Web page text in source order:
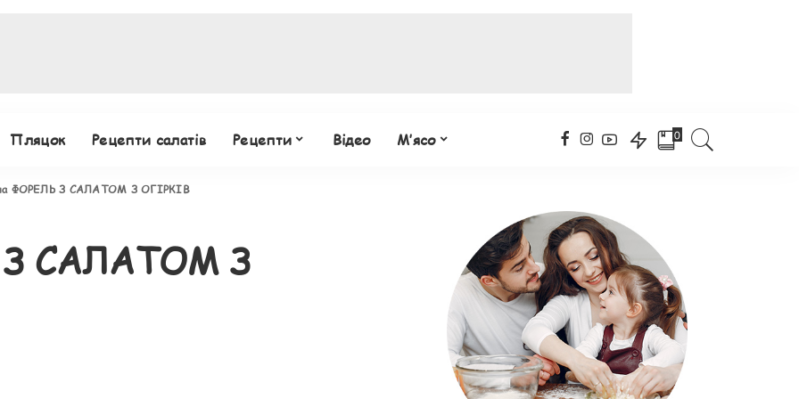
Пляцок Рецепти салатів Рецепти Відео М’ясо 0
ФОРЕЛЬ З САЛАТОМ З ОГІРКІВ
З САЛАТОМ З